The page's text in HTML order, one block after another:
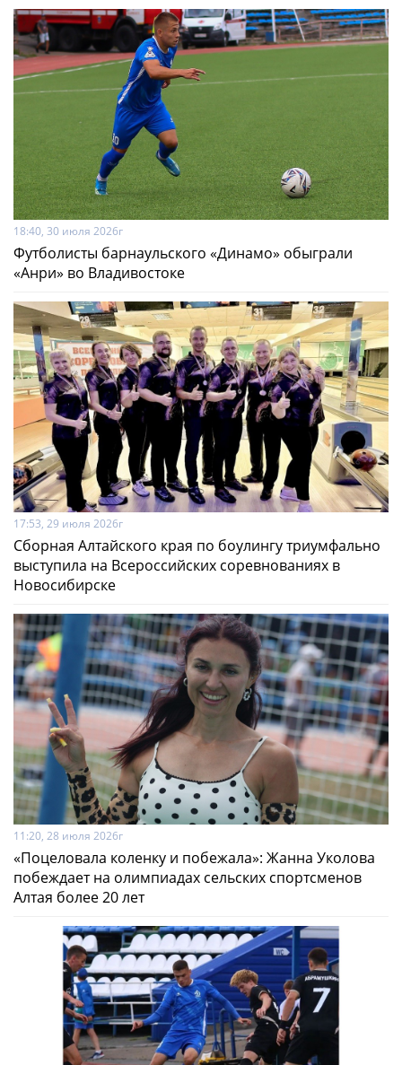
18:40, 30 июля 2026г
Футболисты барнаульского «Динамо» обыграли
«Анри» во Владивостоке
17:53, 29 июля 2026г
Сборная Алтайского края по боулингу триумфально
выступила на Всероссийских соревнованиях в
Новосибирске
11:20, 28 июля 2026г
«Поцеловала коленку и побежала»: Жанна Уколова
побеждает на олимпиадах сельских спортсменов
Алтая более 20 лет